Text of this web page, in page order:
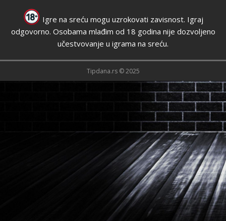
Igre na sreću mogu uzrokovati zavisnost. Igraj
odgovorno. Osobama mlađim od 18 godina nije dozvoljeno
učestvovanje u igrama na sreću.
Tipdana.rs © 2025